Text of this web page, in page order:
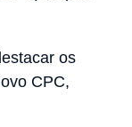
os
CPC,